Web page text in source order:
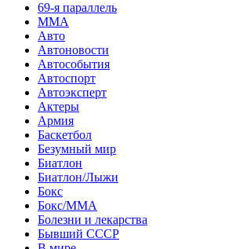
69-я параллель
MMA
Авто
Автоновости
Автособытия
Автоспорт
Автоэксперт
Актеры
Армия
Баскетбол
Безумный мир
Биатлон
Биатлон/Лыжи
Бокс
Бокс/MMA
Болезни и лекарства
Бывший СССР